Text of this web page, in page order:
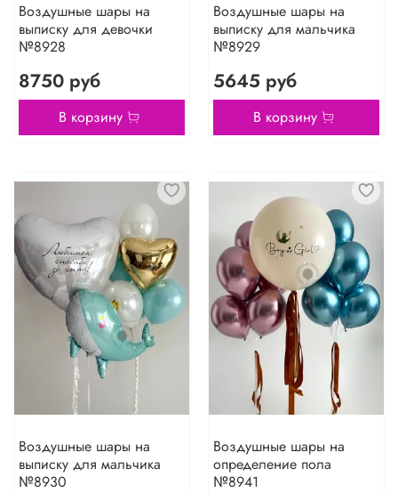
Воздушные шары на
выписку для девочки
№8928
8750 руб
В корзину
Воздушные шары на
выписку для мальчика
№8929
5645 руб
В корзину
Воздушные шары на
выписку для мальчика
№8930
Воздушные шары на
определение пола
№8941